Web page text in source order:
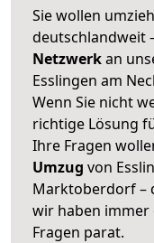
Sie wollen
deutschlandweit
Netzwerkan
Esslingen am
Wenn Sie nicht
richtige Lösung
Ihre Fragen
Umzug von
Marktoberdorf –
wir haben immer
Fragen parat.